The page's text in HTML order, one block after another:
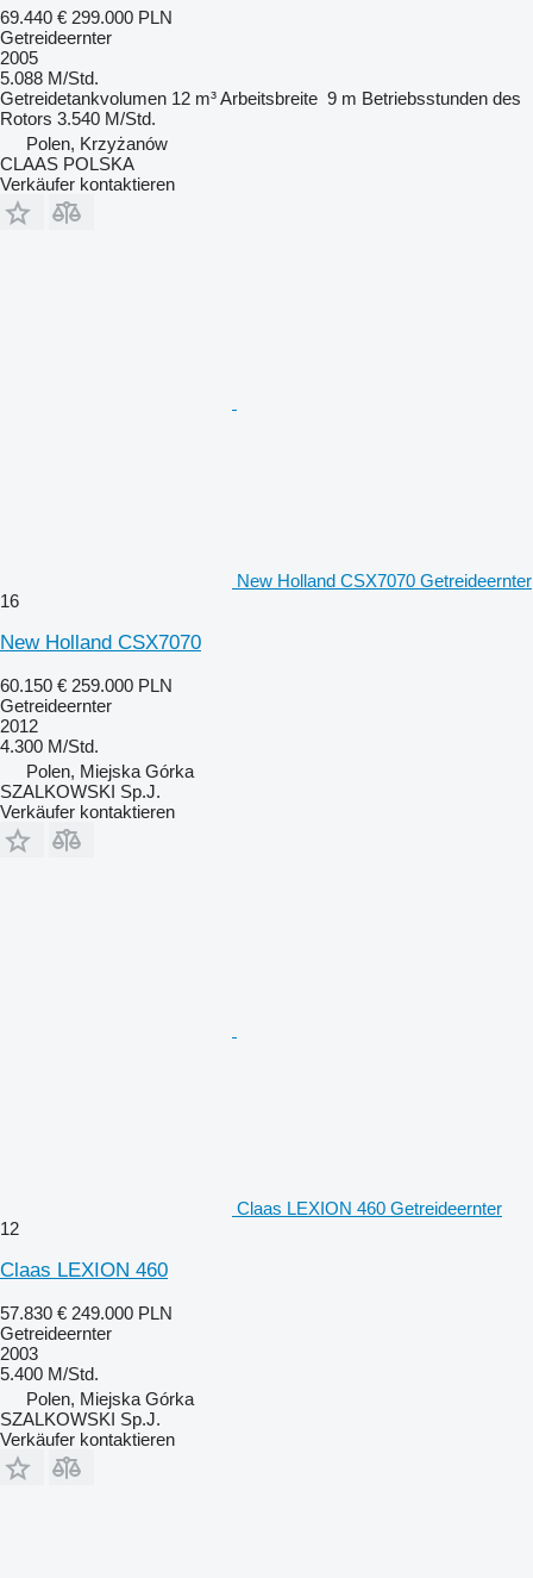
69.440 € 299.000 PLN
Getreideernter
2005
5.088 M/Std.
Getreidetankvolumen 12 m³Arbeitsbreite 9 m Betriebsstunden des
Rotors 3.540 M/Std.
Polen, Krzyżanów
CLAAS POLSKA
Verkäufer kontaktieren
New Holland CSX7070 Getreideernter
16
New Holland CSX7070
60.150 € 259.000 PLN
Getreideernter
2012
4.300 M/Std.
Polen, Miejska Górka
SZALKOWSKI Sp.J.
Verkäufer kontaktieren
Claas LEXION 460 Getreideernter
12
Claas LEXION 460
57.830 € 249.000 PLN
Getreideernter
2003
5.400 M/Std.
Polen, Miejska Górka
SZALKOWSKI Sp.J.
Verkäufer kontaktieren